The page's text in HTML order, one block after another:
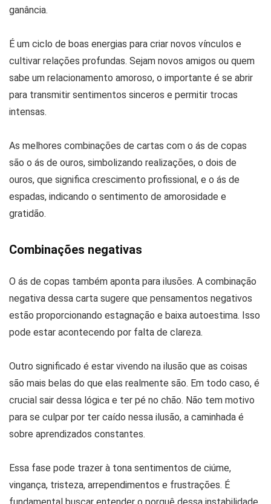
ganância.
É um ciclo de boas energias para criar novos vínculos e
cultivar relações profundas. Sejam novos amigos ou quem
sabe um relacionamento amoroso, o importante é se abrir
para transmitir sentimentos sinceros e permitir trocas
intensas.
As melhores combinações de cartas com o ás de copas
são o ás de ouros, simbolizando realizações, o dois de
ouros, que significa crescimento profissional, e o ás de
espadas, indicando o sentimento de amorosidade e
gratidão.
Combinações negativas
O ás de copas também aponta para ilusões. A combinação
negativa dessa carta sugere que pensamentos negativos
estão proporcionando estagnação e baixa autoestima. Isso
pode estar acontecendo por falta de clareza.
Outro significado é estar vivendo na ilusão que as coisas
são mais belas do que elas realmente são. Em todo caso, é
crucial sair dessa lógica e ter pé no chão. Não tem motivo
para se culpar por ter caído nessa ilusão, a caminhada é
sobre aprendizados constantes.
Essa fase pode trazer à tona sentimentos de ciúme,
vingança, tristeza, arrependimentos e frustrações. É